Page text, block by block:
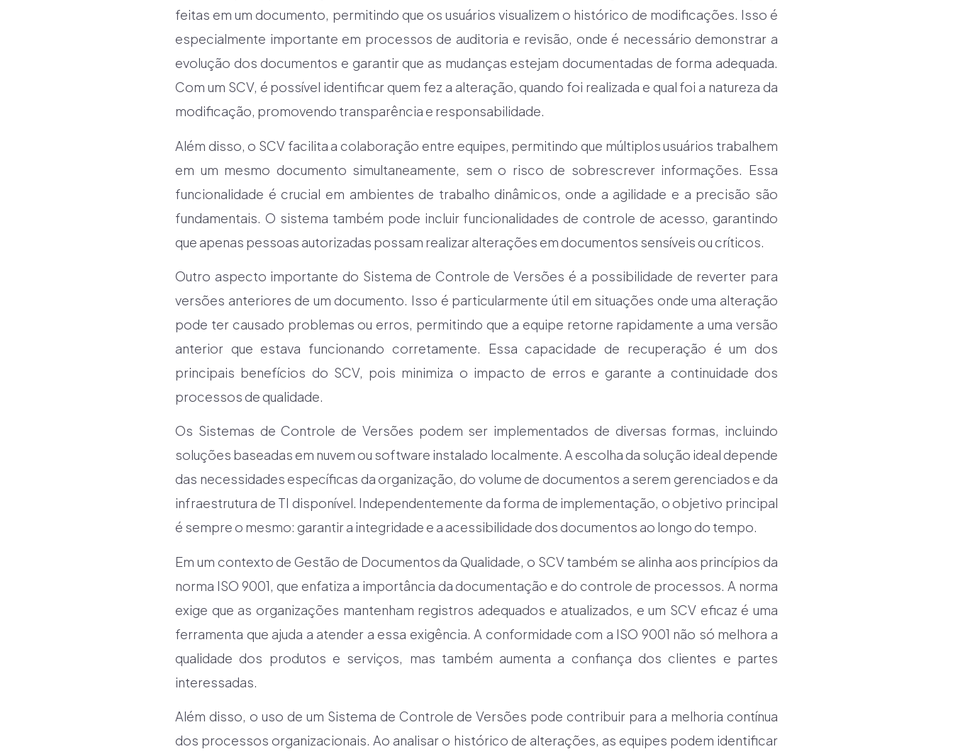
feitas em um documento, permitindo que os usuários visualizem o histórico de modificações. Isso é
especialmente importante em processos de auditoria e revisão, onde é necessário demonstrar a
evolução dos documentos e garantir que as mudanças estejam documentadas de forma adequada.
Com um SCV, é possível identificar quem fez a alteração, quando foi realizada e qual foi a natureza da
modificação, promovendo transparência e responsabilidade.
Além disso, o SCV facilita a colaboração entre equipes, permitindo que múltiplos usuários trabalhem
em um mesmo documento simultaneamente, sem o risco de sobrescrever informações. Essa
funcionalidade é crucial em ambientes de trabalho dinâmicos, onde a agilidade e a precisão são
fundamentais. O sistema também pode incluir funcionalidades de controle de acesso, garantindo
que apenas pessoas autorizadas possam realizar alterações em documentos sensíveis ou críticos.
Outro aspecto importante do Sistema de Controle de Versões é a possibilidade de reverter para
versões anteriores de um documento. Isso é particularmente útil em situações onde uma alteração
pode ter causado problemas ou erros, permitindo que a equipe retorne rapidamente a uma versão
anterior que estava funcionando corretamente. Essa capacidade de recuperação é um dos
principais benefícios do SCV, pois minimiza o impacto de erros e garante a continuidade dos
processos de qualidade.
Os Sistemas de Controle de Versões podem ser implementados de diversas formas, incluindo
soluções baseadas em nuvem ou software instalado localmente. A escolha da solução ideal depende
das necessidades específicas da organização, do volume de documentos a serem gerenciados e da
infraestrutura de TI disponível. Independentemente da forma de implementação, o objetivo principal
é sempre o mesmo: garantir a integridade e a acessibilidade dos documentos ao longo do tempo.
Em um contexto de Gestão de Documentos da Qualidade, o SCV também se alinha aos princípios da
norma ISO 9001, que enfatiza a importância da documentação e do controle de processos. A norma
exige que as organizações mantenham registros adequados e atualizados, e um SCV eficaz é uma
ferramenta que ajuda a atender a essa exigência. A conformidade com a ISO 9001 não só melhora a
qualidade dos produtos e serviços, mas também aumenta a confiança dos clientes e partes
interessadas.
Além disso, o uso de um Sistema de Controle de Versões pode contribuir para a melhoria contínua
dos processos organizacionais. Ao analisar o histórico de alterações, as equipes podem identificar